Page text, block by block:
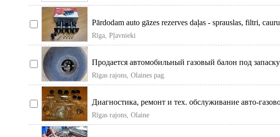
Pārdodam auto gāzes rezerves daļas - sprauslas, filtri,
balon
Rīga, Pļavnieki
Продается автомобильный газовый балон под
по телефону.
Rīgas rajons, Olaines pag.
Диагностика, ремонт и тех. обслуживание авто-
компьютерная диагнос
Rīgas rajons, Olaine